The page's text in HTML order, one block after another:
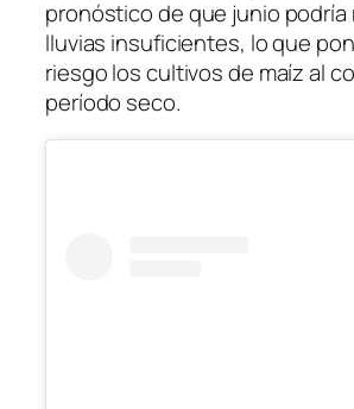
pronóstico de que junio podría
lluvias insuficientes, lo que
riesgo los cultivos de maíz al
período seco.